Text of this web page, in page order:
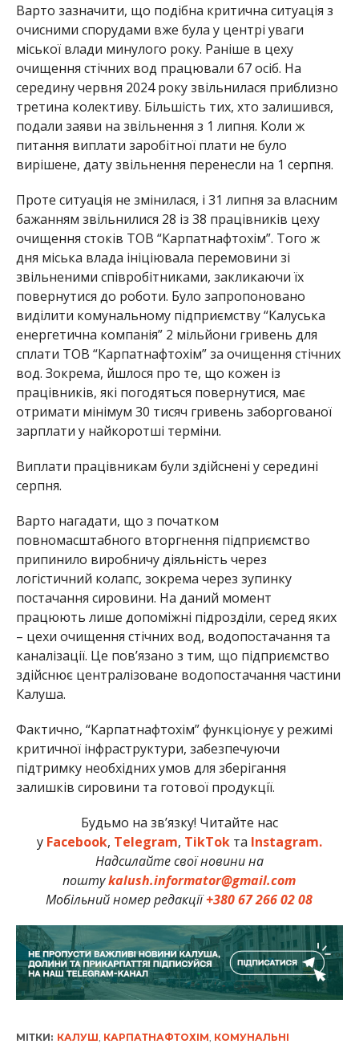
Варто зазначити, що подібна критична ситуація з
очисними спорудами вже була у центрі уваги
міської влади минулого року. Раніше в цеху
очищення стічних вод працювали 67 осіб. На
середину червня 2024 року звільнилася приблизно
третина колективу. Більшість тих, хто залишився,
подали заяви на звільнення з 1 липня. Коли ж
питання виплати заробітної плати не було
вирішене, дату звільнення перенесли на 1 серпня.
Проте ситуація не змінилася, і 31 липня за власним
бажанням звільнилися 28 із 38 працівників цеху
очищення стоків ТОВ “Карпатнафтохім”. Того ж
дня міська влада ініціювала перемовини зі
звільненими співробітниками, закликаючи їх
повернутися до роботи. Було запропоновано
виділити комунальному підприємству “Калуська
енергетична компанія” 2 мільйони гривень для
сплати ТОВ “Карпатнафтохім” за очищення стічних
вод. Зокрема, йшлося про те, що кожен із
працівників, які погодяться повернутися, має
отримати мінімум 30 тисяч гривень заборгованої
зарплати у найкоротші терміни.
Виплати працівникам були здійснені у середині
серпня.
Варто нагадати, що з початком
повномасштабного вторгнення підприємство
припинило виробничу діяльність через
логістичний колапс, зокрема через зупинку
постачання сировини. На даний момент
працюють лише допоміжні підрозділи, серед яких
– цехи очищення стічних вод, водопостачання та
каналізації. Це пов’язано з тим, що підприємство
здійснює централізоване водопостачання частини
Калуша.
Фактично, “Карпатнафтохім” функціонує у режимі
критичної інфраструктури, забезпечуючи
підтримку необхідних умов для зберігання
залишків сировини та готової продукції.
Будьмо на зв’язку! Читайте нас
у Facebook, Telegram, TikTokта Instagram.
Надсилайте свої новини на
поштуkalush.informator@gmail.com
Мобільний номер редакції+380 67 266 02 08
МІТКИ: КАЛУШ, КАРПАТНАФТОХІМ, КОМУНАЛЬНІ